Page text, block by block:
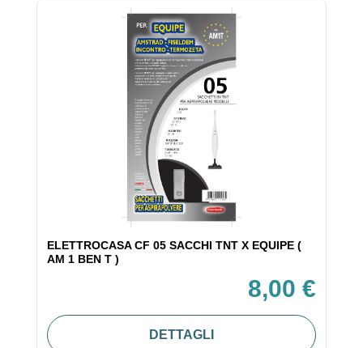
ELETTROCASA CF 05 SACCHI TNT X EQUIPE (
AM 1 BEN T )
8,00 €
DETTAGLI